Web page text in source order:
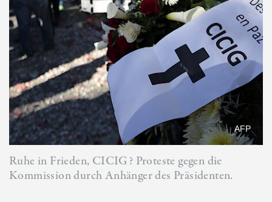
AFP
Ruhe in Frieden, CICIG? Proteste gegen die
Kommission durch Anhänger des Präsidenten.